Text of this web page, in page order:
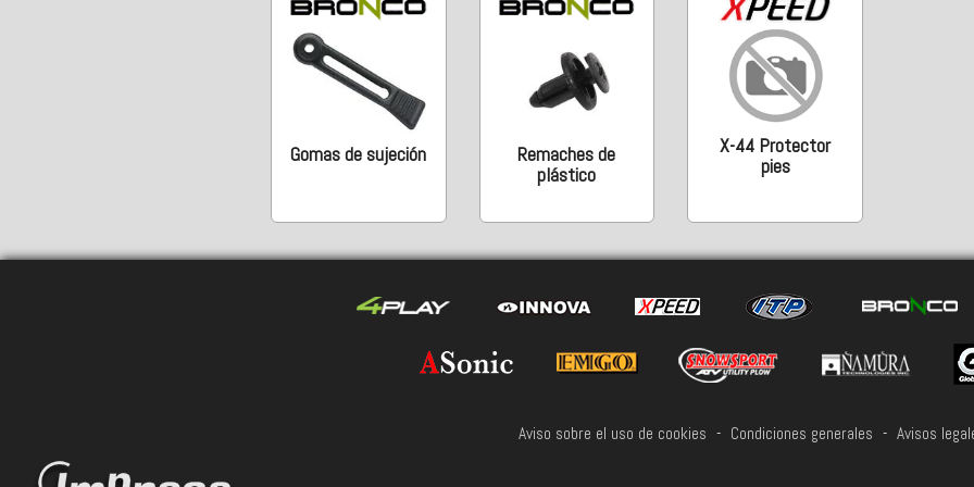
Gomas de sujeción
Remaches de
plástico
X-44 Protector
pies
Aviso sobre el uso de cookies - Condiciones generales - Avisos